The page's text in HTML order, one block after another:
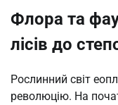
Флора та
лісів до
Рослинний світ
революцію. На